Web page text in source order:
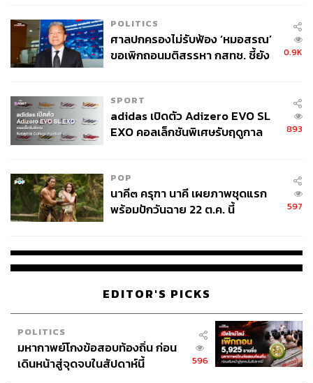
POLITICS
ศาลปกครองไม่รับฟ้อง ‘หมอสรณ’
ขอเพิกถอนมติสรรหา กสทช. ชี้ยัง
0.9K
SPORT
adidas เปิดตัว Adizero EVO SL
EXO คอลเล็กชันพิเศษรับฤดูกาล
893
POP
นาคี๓ ครุฑา นาคี เผยภาพชุดแรก
พร้อมปักวันฉาย 22 ต.ค. นี้
597
EDITOR'S PICKS
POLITICS
มหากาพย์โกงข้อสอบท้องถิ่น ก่อน
เดินหน้าสู่จุดจบในสัปดาห์นี้
596